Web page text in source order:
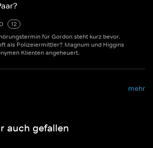
12
für Gordon steht kurz bevor.
als Polizeiermittler? Magnum und Higgins
Klienten angeheuert.
mehr
auch gefallen